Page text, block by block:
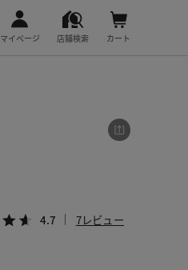
マイページ 店舗検索 カート
4.7 7レビュー